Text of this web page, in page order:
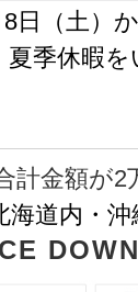
日（土）
夏季休暇
計金額が2
海道内・
DOWN